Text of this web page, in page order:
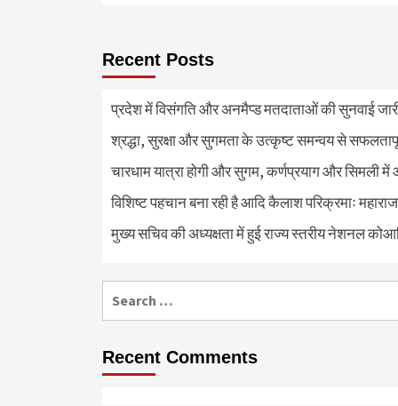
Recent Posts
प्रदेश में विसंगति और अनमैप्ड मतदाताओं की सुनवाई
श्रद्धा, सुरक्षा और सुगमता के उत्कृष्ट समन्वय से
चारधाम यात्रा होगी और सुगम, कर्णप्रयाग और सिमली
विशिष्ट पहचान बना रही है आदि कैलाश परिक्रमाः महाराज
मुख्य सचिव की अध्यक्षता में हुई राज्य स्तरीय नेशनल
Recent Comments